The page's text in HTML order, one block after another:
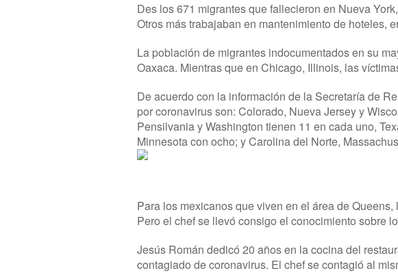
Des los 671 migrantes que fallecieron en Nueva
Otros más trabajaban en mantenimiento de hoteles,
La población de migrantes indocumentados en su
Oaxaca. Mientras que en Chicago, Illinois, las
De acuerdo con la información de la Secretaría de
por coronavirus son: Colorado, Nueva Jersey y
Pensilvania y Washington tienen 11 en cada uno,
Minnesota con ocho; y Carolina del Norte,
Para los mexicanos que viven en el área de
Pero el chef se llevó consigo el conocimiento sobre
Jesús Román dedicó 20 años en la cocina del
contagiado de coronavirus. El chef se contagió al